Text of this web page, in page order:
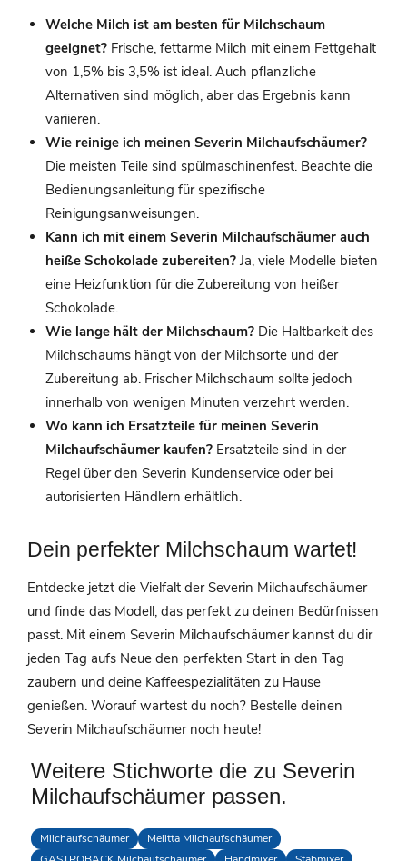
Welche Milch ist am besten für Milchschaum
geeignet? Frische, fettarme Milch mit einem Fettgehalt
von 1,5% bis 3,5% ist ideal. Auch pflanzliche
Alternativen sind möglich, aber das Ergebnis kann
variieren.
Wie reinige ich meinen Severin Milchaufschäumer?
Die meisten Teile sind spülmaschinenfest. Beachte die
Bedienungsanleitung für spezifische
Reinigungsanweisungen.
Kann ich mit einem Severin Milchaufschäumer auch
heiße Schokolade zubereiten? Ja, viele Modelle bieten
eine Heizfunktion für die Zubereitung von heißer
Schokolade.
Wie lange hält der Milchschaum? Die Haltbarkeit des
Milchschaums hängt von der Milchsorte und der
Zubereitung ab. Frischer Milchschaum sollte jedoch
innerhalb von wenigen Minuten verzehrt werden.
Wo kann ich Ersatzteile für meinen Severin
Milchaufschäumer kaufen? Ersatzteile sind in der
Regel über den Severin Kundenservice oder bei
autorisierten Händlern erhältlich.
Dein perfekter Milchschaum wartet!
Entdecke jetzt die Vielfalt der Severin Milchaufschäumer
und finde das Modell, das perfekt zu deinen Bedürfnissen
passt. Mit einem Severin Milchaufschäumer kannst du dir
jeden Tag aufs Neue den perfekten Start in den Tag
zaubern und deine Kaffeespezialitäten zu Hause
genießen. Worauf wartest du noch? Bestelle deinen
Severin Milchaufschäumer noch heute!
Weitere Stichworte die zu Severin
Milchaufschäumer passen.
Milchaufschäumer
Melitta Milchaufschäumer